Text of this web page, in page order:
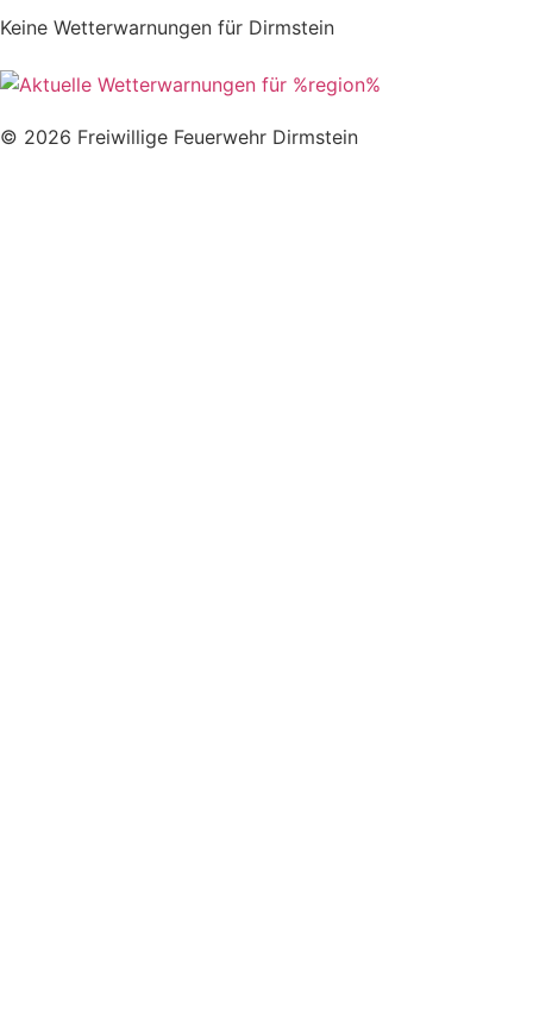
Keine Wetterwarnungen für Dirmstein
© 2026 Freiwillige Feuerwehr Dirmstein